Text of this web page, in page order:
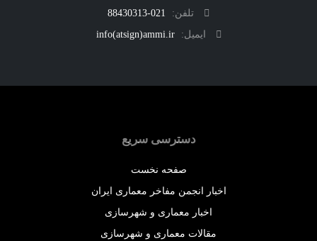
تلفن:
021-88430313
ایمیل:
info(atsign)ammi.ir
دسترسی سریع
صفحه نخست
اخبار انجمن مفاخر معماری ایران
اخبار معماری و شهرسازی
مقالات معماری و شهرسازی